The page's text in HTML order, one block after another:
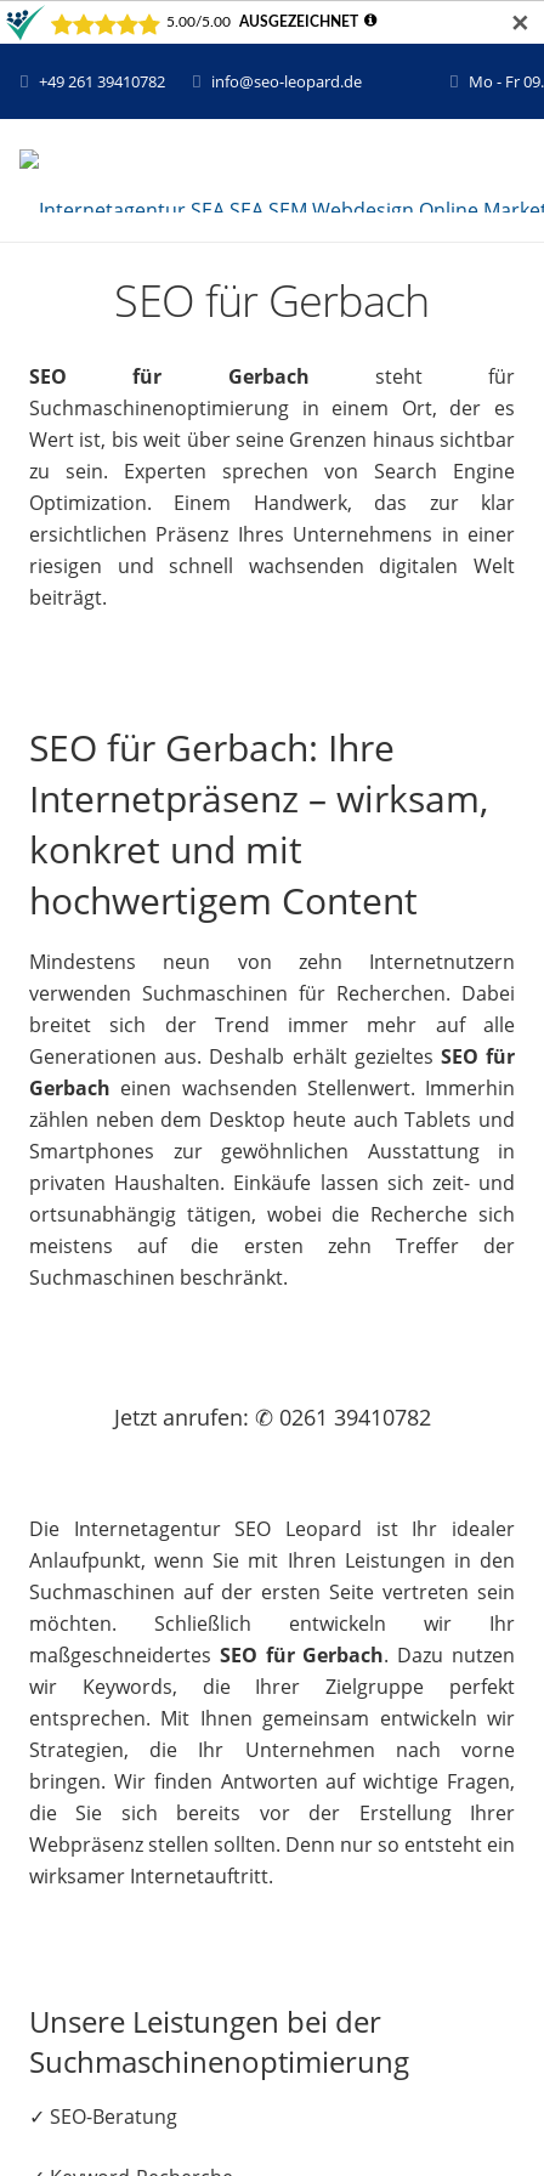
✕
+49 261 39410782 info@seo-leopard.de Mo - Fr
SEO für Gerbach
SEO für Gerbach steht für
Suchmaschinenoptimierung in einem Ort, der es
Wert ist, bis weit über seine Grenzen hinaus sichtbar
zu sein. Experten sprechen von Search Engine
Optimization. Einem Handwerk, das zur klar
ersichtlichen Präsenz Ihres Unternehmens in einer
riesigen und schnell wachsenden digitalen Welt
beiträgt.
SEO für Gerbach: Ihre
Internetpräsenz – wirksam,
konkret und mit
hochwertigem Content
Mindestens neun von zehn Internetnutzern
verwenden Suchmaschinen für Recherchen. Dabei
breitet sich der Trend immer mehr auf alle
Generationen aus. Deshalb erhält gezieltes SEO für
Gerbach einen wachsenden Stellenwert. Immerhin
zählen neben dem Desktop heute auch Tablets und
Smartphones zur gewöhnlichen Ausstattung in
privaten Haushalten. Einkäufe lassen sich zeit- und
ortsunabhängig tätigen, wobei die Recherche sich
meistens auf die ersten zehn Treffer der
Suchmaschinen beschränkt.
Jetzt anrufen: ✆ 0261 39410782
Die Internetagentur SEO Leopard ist Ihr idealer
Anlaufpunkt, wenn Sie mit Ihren Leistungen in den
Suchmaschinen auf der ersten Seite vertreten sein
möchten. Schließlich entwickeln wir Ihr
maßgeschneidertes SEO für Gerbach. Dazu nutzen
wir Keywords, die Ihrer Zielgruppe perfekt
entsprechen. Mit Ihnen gemeinsam entwickeln wir
Strategien, die Ihr Unternehmen nach vorne
bringen. Wir finden Antworten auf wichtige Fragen,
die Sie sich bereits vor der Erstellung Ihrer
Webpräsenz stellen sollten. Denn nur so entsteht ein
wirksamer Internetauftritt.
Unsere Leistungen bei der
Suchmaschinenoptimierung
✓ SEO-Beratung